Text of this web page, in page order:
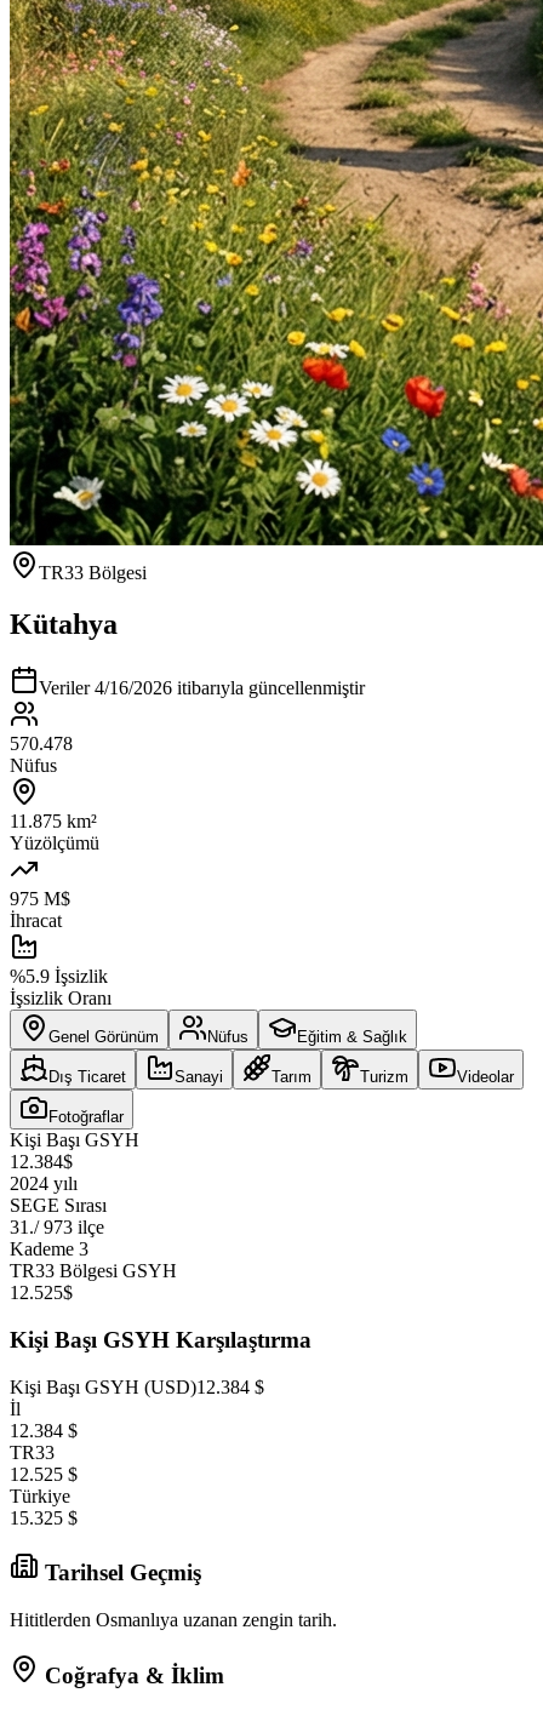
TR33 Bölgesi
Kütahya
Veriler4/16/2026 itibarıyla güncellenmiştir
570.478
Nüfus
11.875 km²
Yüzölçümü
975 M$
İhracat
%5.9 İşsizlik
İşsizlik Oranı
Genel Görünüm Nüfus Eğitim & Sağlık
Dış Ticaret Sanayi Tarım Turizm Videolar
Fotoğraflar
Kişi Başı GSYH
12.384$
2024 yılı
SEGE Sırası
31./ 973 ilçe
Kademe 3
TR33 Bölgesi GSYH
12.525$
Kişi Başı GSYH Karşılaştırma
Kişi Başı GSYH (USD)12.384 $
İl
12.384 $
TR33
12.525 $
Türkiye
15.325 $
Tarihsel Geçmiş
Hititlerden Osmanlıya uzanan zengin tarih.
Coğrafya & İklim